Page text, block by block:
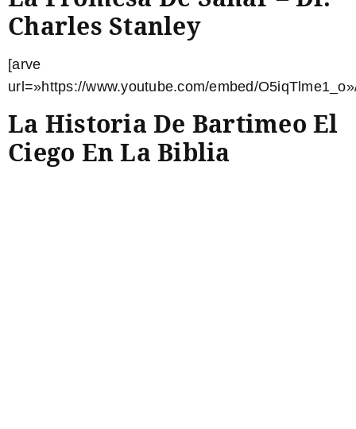
Charles Stanley
[arve
url=»https://www.youtube.com/embed/
La Historia De Bartimeo El
Ciego En La Biblia